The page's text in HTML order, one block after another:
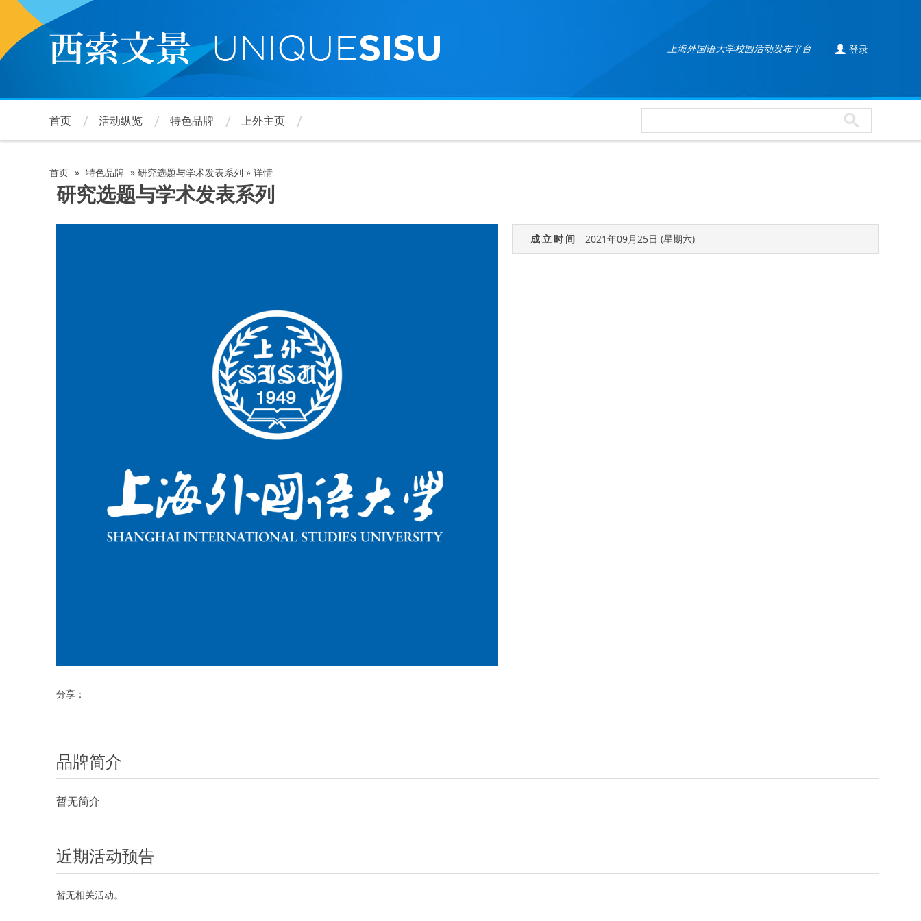
主
要
上海外国语大学校园活动发布平台  登录
首页 活动纵览 特色品牌 上外主页
面
首页 » 特色品牌 » 研究选题与学术发表系列 » 详情
研究选题与学术发表系列
分享：
成立时间 2021年09月25日 (星期六)
品牌简介
暂无简介
近期活动预告
暂无相关活动。